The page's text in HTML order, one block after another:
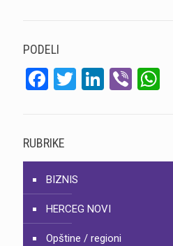
PODELI
Facebook
Twitter
LinkedIn
Viber
RUBRIKE
BIZNIS
HERCEG NOVI
Opštine / regioni